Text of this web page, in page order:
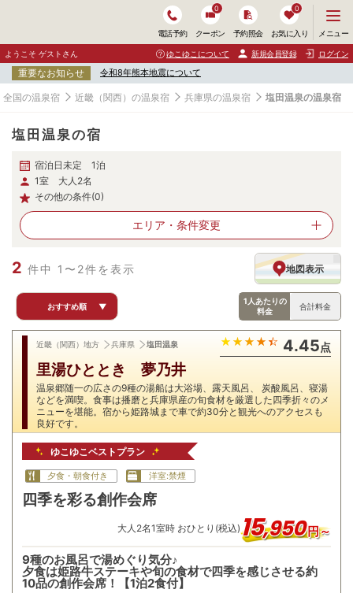
電話予約 クーポン
0
予約照会 お気に入り
0
ニ
ュ
ー
開
く
メニュー
ようこそ ゲストさん ゆこゆこについて 新規会員登録 ログイン
重要なお知らせ 令和8年熊本地震について
全国の温泉宿 近畿（関西）の温泉宿 兵庫県の温泉宿 塩田温泉の温泉宿
塩田温泉の宿
宿泊日未定 1泊
1室 大人2名
その他の条件(0)
エリア・ 条件変更
2 件中 1〜2件を表示 地図表示
おすすめ順 ▼
1人あたりの
料金
合計料金
近畿（関西）地方 兵庫県 塩田温泉 4.45点
里湯ひととき 夢乃井
温泉郷随一の広さの9種の湯船は大浴場、露天風呂、 炭酸風呂、寝湯
などを満喫。食事は播磨と兵庫県産の旬食材を厳選した四季折々のメ
ニューを堪能。宿から姫路城まで車で約30分と観光へのアクセスも
良好です。
ゆこゆこベストプラン
夕食・朝食付き 洋室:禁煙
四季を彩る創作会席
大人 2名1室時 おひとり(税込)15,950円～
9種のお風呂で湯めぐり気分♪
夕食は姫路牛ステーキや旬の食材で四季を感じさせる約
10品の創作会席！【1泊2食付】